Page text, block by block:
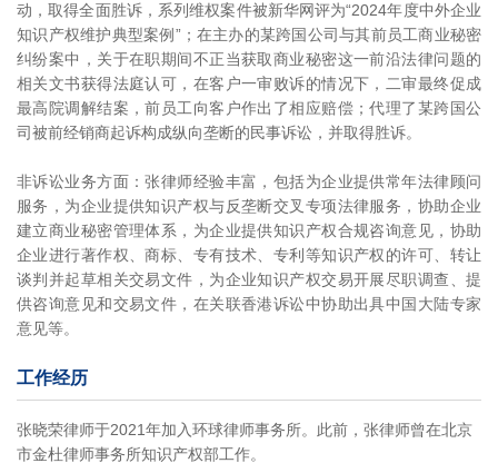
动，取得全面胜诉，系列维权案件被新华网评为“2024年度中外企业
知识产权维护典型案例”；在主办的某跨国公司与其前员工商业秘密
纠纷案中，关于在职期间不正当获取商业秘密这一前沿法律问题的
相关文书获得法庭认可，在客户一审败诉的情况下，二审最终促成
最高院调解结案，前员工向客户作出了相应赔偿；代理了某跨国公
司被前经销商起诉构成纵向垄断的民事诉讼，并取得胜诉。
非诉讼业务方面：张律师经验丰富，包括为企业提供常年法律顾问
服务，为企业提供知识产权与反垄断交叉专项法律服务，协助企业
建立商业秘密管理体系，为企业提供知识产权合规咨询意见，协助
企业进行著作权、商标、专有技术、专利等知识产权的许可、转让
谈判并起草相关交易文件，为企业知识产权交易开展尽职调查、提
供咨询意见和交易文件，在关联香港诉讼中协助出具中国大陆专家
意见等。
工作经历
张晓荣律师于2021年加入环球律师事务所。此前，张律师曾在北京
市金杜律师事务所知识产权部工作。